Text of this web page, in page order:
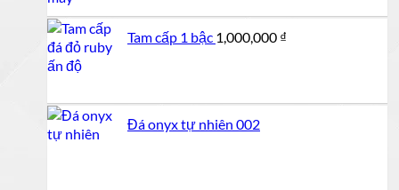
1,850,000 ₫.
1,810,000 ₫.
Tam cấp 1 bậc 1,000,000 ₫
Đá onyx tự nhiên 002